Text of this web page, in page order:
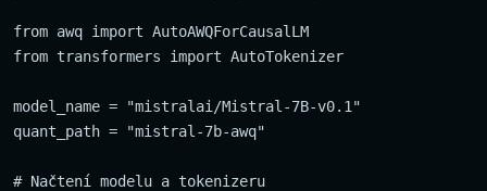
from awq import AutoAWQForCausalLM
from transformers import AutoTokenizer
model_name = "mistralai/Mistral-7B-v0.1"
quant_path = "mistral-7b-awq"
# Načtení modelu a tokenizeru